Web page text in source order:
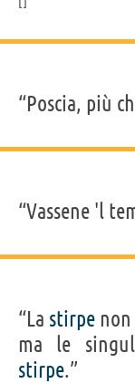
“Poscia, più
“Vassene 'l
“La stirpe
ma le
stirpe.”